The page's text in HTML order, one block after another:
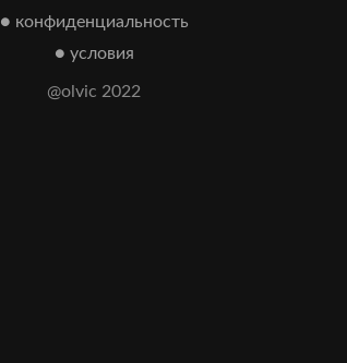
● конфиденциальность
● условия
@olvic 2022